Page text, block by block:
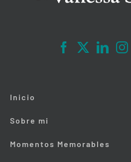
Inicio
Sobre mi
Momentos Memorables